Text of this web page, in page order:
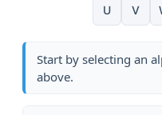
U V
Start by selecting an
above.